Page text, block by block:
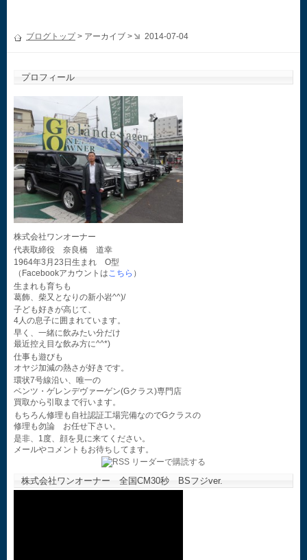
ブログトップ> アーカイブ > 2014-07-04
プロフィール
株式会社ワンオーナー
代表取締役 奈良橋 道幸
1964年3月23日生まれ O型
（Facebookアカウントはこちら ）
生まれも育ちも
葛飾、柴又となりの新小岩^^)/
子ども好きが高じて、
4人の息子に囲まれています。
早く、一緒に飲みたい分だけ
最近控え目な飲み方に^^*)
仕事も遊びも
オヤジ加減の熱さが好きです。
環状7号線沿い、唯一の
ベンツ・ゲレンデヴァーゲン(Gクラス)専門店
買取から引取まで行います。
もちろん修理も自社認証工場完備なのでGクラスの
修理も勿論 お任せ下さい。
是非、1度、顔を見に来てください。
メールやコメントもお待ちしてます。
株式会社ワンオーナー 全国CM30秒 BSフジver.